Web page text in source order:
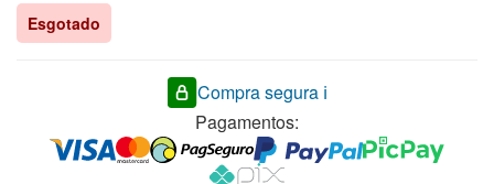
Esgotado
Compra segura ℹ️
Pagamentos: